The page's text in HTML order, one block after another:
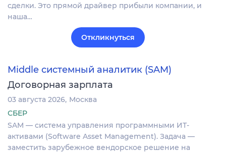
сделки. Это прямой драйвер прибыли компании, и
наша…
Откликнуться
Middle системный аналитик (SAM)
Договорная зарплата
03 августа 2026 Москва
СБЕР
SAM — система управления программными ИТ-
активами (Software Asset Management). Задача —
заместить зарубежное вендорское решение на